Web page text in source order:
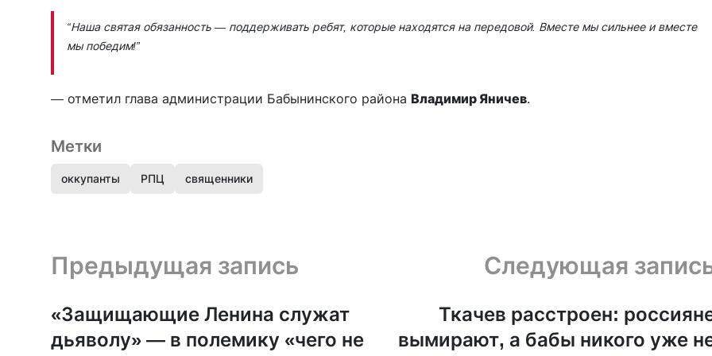
“Наша святая обязанность — поддерживать ребят, которые находятся на передовой. Вместе мы сильнее и вместе
мы победим!”
— отметил глава администрации Бабынинского района Владимир Яничев.
Метки
оккупанты РПЦ священники
Предыдущая запись и следующая запись
Предыдущая запись
«Защищающие Ленина служат
дьяволу» — в полемику «чего не
Следующая
Ткачев расстроен:
вымирают, а бабы никого уже